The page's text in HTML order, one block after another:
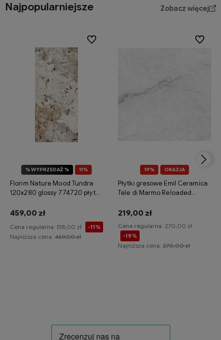
Najpopularniejsze Zobacz więcej
11%
OKAZJA
% WYPRZEDAŻ %
Florim Nature Mood Tundra
120x280 glossy 774720 płytka
459,00 zł
Cena regularna: 518,00 zł -11%
Najniższa cena: 469,00 zł
Do ulubionych
19% OKAZJA
Płytki gresowe Emil Ceramica
Tele di Marmo Reloaded
219,00 zł
Cena regularna: 270,00 zł
-19%
Najniższa cena: 270,00 zł
Do